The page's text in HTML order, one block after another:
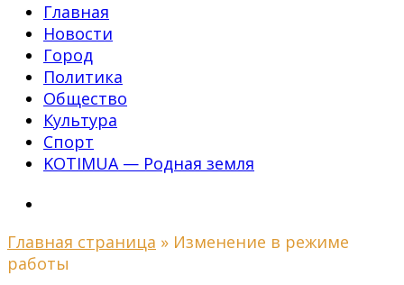
Главная
Новости
Город
Политика
Общество
Культура
Спорт
KOTIMUA — Родная земля
Главная страница » Изменение в режиме
работы